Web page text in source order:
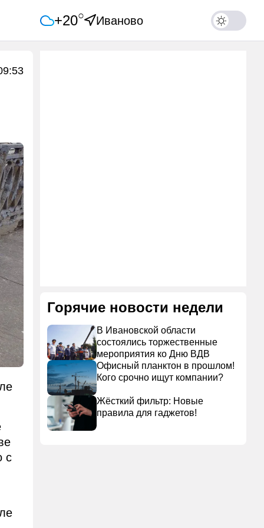
+20○ Иваново
с
Горячие новости недели
В Ивановской области
состоялись торжественные
мероприятия ко Дню ВДВ
Офисный планктон в прошлом!
Кого срочно ищут компании?
Жёсткий фильтр: Новые
правила для гаджетов!